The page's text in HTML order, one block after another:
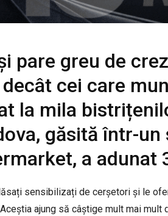
pare greu de
cei care
la mila
găsită într-
a adunat
sensibilizați de cerșetori și le
ajung să câștige mult mai mult